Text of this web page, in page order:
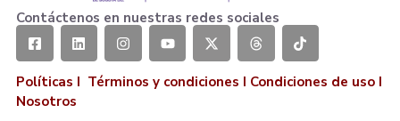
Contáctenos en nuestras redes sociales
Políticas I Términos y condiciones I Condiciones de uso I
Nosotros